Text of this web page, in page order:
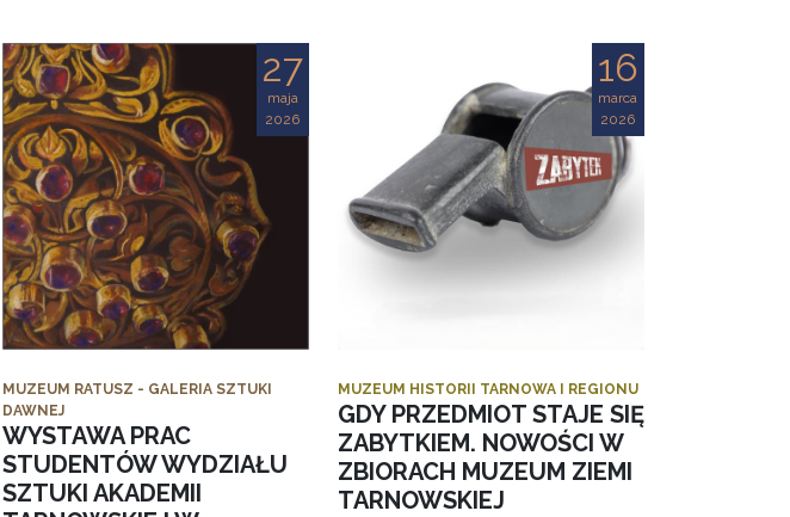
27
maja
2026
MUZEUM RATUSZ - GALERIA SZTUKI
DAWNEJ
WYSTAWA PRAC
STUDENTÓW WYDZIAŁU
SZTUKI AKADEMII
16
marca
2026
MUZEUM HISTORII TARNOWA I REGIONU
GDY PRZEDMIOT STAJE SIĘ
ZABYTKIEM. NOWOŚCI W
ZBIORACH MUZEUM ZIEMI
TARNOWSKIEJ